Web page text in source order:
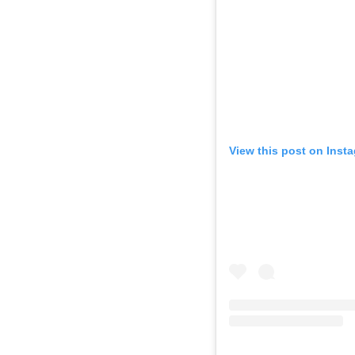
View this post on